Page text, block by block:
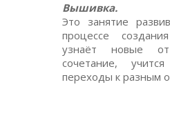
Вышивка.
Это занятие
процессе
узнаёт новые
сочетание,
переходы к разным